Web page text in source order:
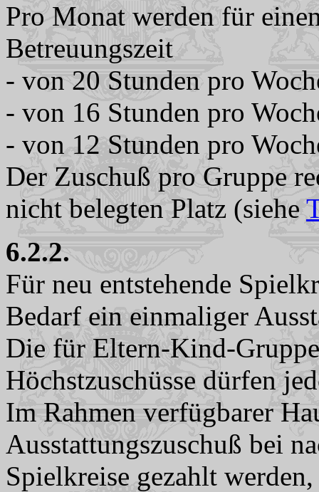
Pro Monat werden für
Betreuungszeit
- von 20 Stunden pro
- von 16 Stunden pro
- von 12 Stunden pro
Der Zuschuß pro Gruppe
nicht belegten Platz (siehe
6.2.2.
Für neu entstehende
Bedarf ein einmaliger
Die für Eltern-Kind-
Höchstzuschüsse dürfen
Im Rahmen verfügbarer
Ausstattungszuschuß bei
Spielkreise gezahlt